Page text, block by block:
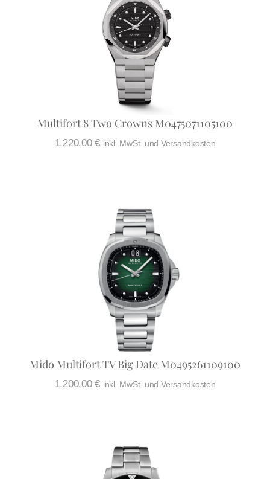
Multifort 8 Two Crowns M0475071105100
1.220,00€ inkl. MwSt. und Versandkosten
Mido Multifort TV Big Date M0495261109100
1.200,00€ inkl. MwSt. und Versandkosten